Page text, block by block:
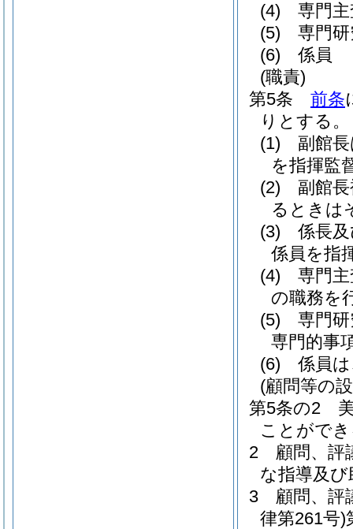
(4)
専門
(5)
専門
(6)
係員
(職責)
第5条
前条
りとする。
(1)
副館
を指揮監
(2)
副館
るときは
(3)
係長
係員を指
(4)
専門
の職務を
(5)
専門
専門的事
(6)
係員
(顧問等の
第5条の2
ことがで
2
顧問、評
な指導及
3
顧問、評
律第261号)